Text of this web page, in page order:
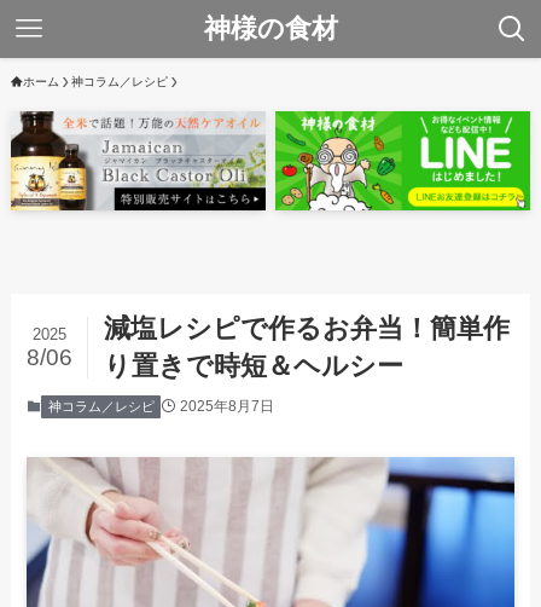
神様の食材
ホーム 神コラム／レシピ
減塩レシピで作るお弁当！簡単作
り置きで時短＆ヘルシー
2025
8/06
神コラム／レシピ 2025年8月7日